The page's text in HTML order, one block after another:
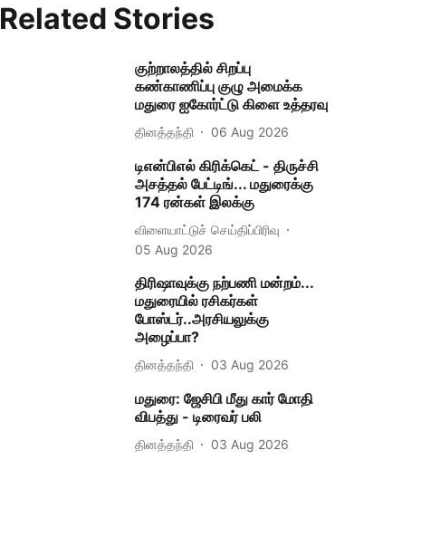
Related Stories
குற்றாலத்தில் சிறப்பு
கண்காணிப்பு குழு அமைக்க
மதுரை ஐகோர்ட்டு கிளை உத்தரவு
தினத்தந்தி 06 Aug 2026
டிஎன்பிஎல் கிரிக்கெட் - திருச்சி
அசத்தல் பேட்டிங்... மதுரைக்கு
174 ரன்கள் இலக்கு
விளையாட்டுச் செய்திப்பிரிவு
05 Aug 2026
திரிஷாவுக்கு நற்பணி மன்றம்...
மதுரையில் ரசிகர்கள்
போஸ்டர்..அரசியலுக்கு
அழைப்பா?
தினத்தந்தி 03 Aug 2026
மதுரை: ஜேசிபி மீது கார் மோதி
விபத்து - டிரைவர் பலி
தினத்தந்தி 03 Aug 2026